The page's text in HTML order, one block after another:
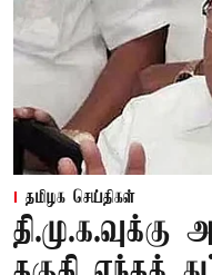
தமிழக செய்திகள்
தி.மு.க.வுக்கு